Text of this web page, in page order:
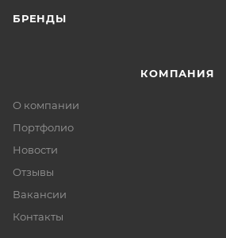
БРЕНДЫ
КОМПАНИЯ
О компании
Портфолио
Новости
Отзывы
Вакансии
Контакты